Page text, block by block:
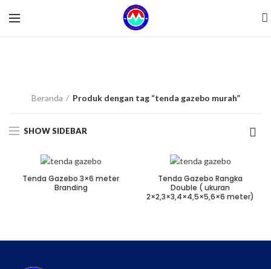
tenda gazebo
Beranda Produk dengan tag “tenda gazebo murah”
SHOW SIDEBAR
Tenda Gazebo 3×6 meter
Branding
Tenda Gazebo Rangka
Double ( ukuran
2×2,3×3,4×4,5×5,6×6 meter)